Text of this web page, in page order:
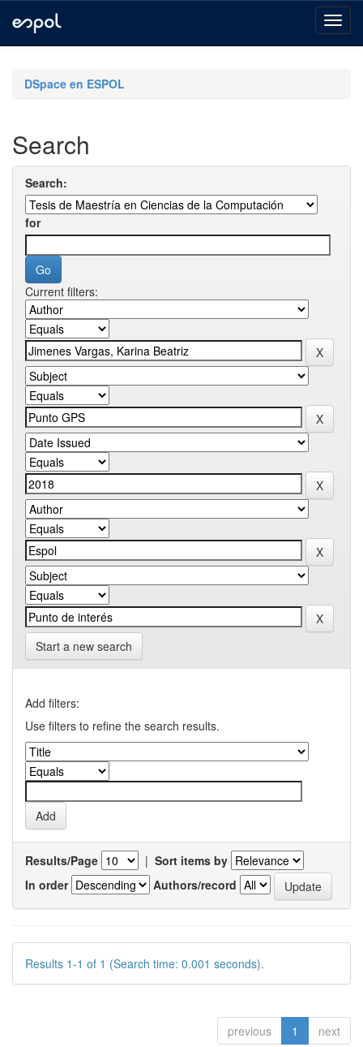
navigationDSpace en ESPOL
Search
Search:
for
Current filters:
Start a new search
Add filters:
Use filters to refine the search results.
Results/Page | Sort items by
In order
Authors/record
Results 1-1 of 1 (Search time: 0.001 seconds).
previous 1 next